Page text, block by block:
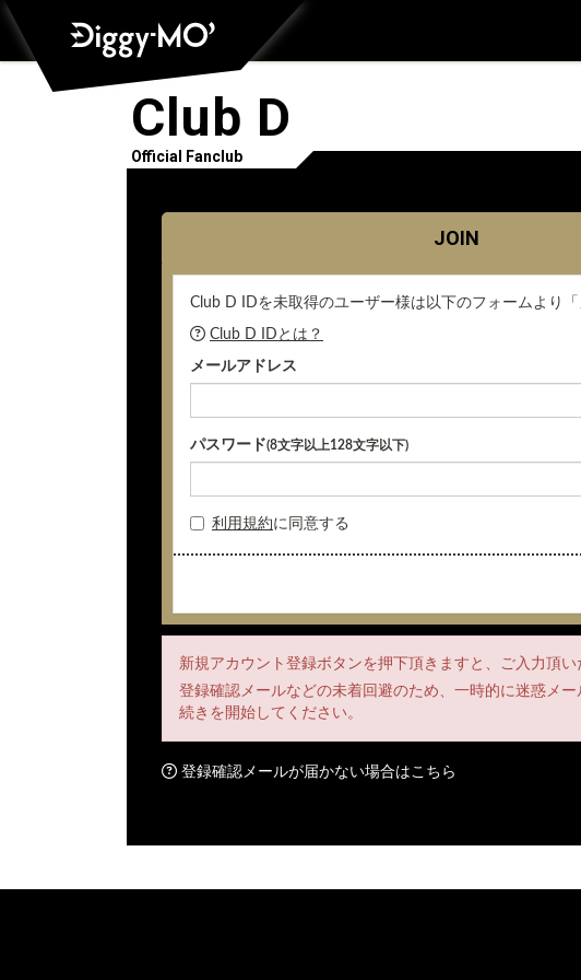
Club D
Official Fanclub
JOIN
Club D IDを未取得のユーザー様は以下のフォームより
Club D IDとは？
メールアドレス
パスワード(8文字以上128文字以下)
利用規約に同意する
新規アカウント登録ボタンを押下頂きますと、ご入力頂
登録確認メールなどの未着回避のため、一時的に迷惑メ
続きを開始してください。
登録確認メールが届かない場合はこちら